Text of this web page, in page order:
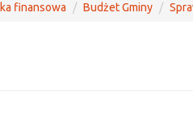
finansowa Budżet Gminy